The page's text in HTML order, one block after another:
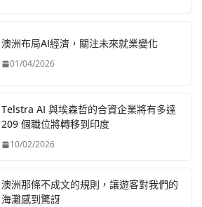
澳洲布局AI經濟，關注未來就業變化
01/04/2026
Telstra AI 與埃森哲的合資企業將有多達
209 個職位將轉移到印度
10/02/2026
澳洲那條不成文的規則，讓遊客對我們的
海灘感到驚訝